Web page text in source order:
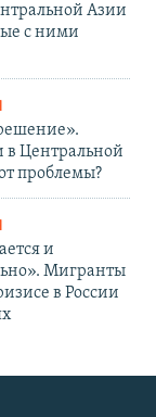
Азии
с ними
Центральной
проблемы?
и
Мигранты
в России